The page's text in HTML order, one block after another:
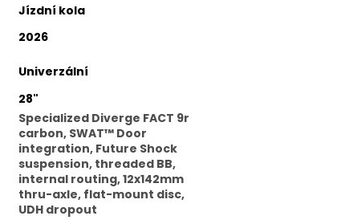
Jízdní kola
2026
Univerzální
28"
Specialized Diverge FACT 9r
carbon, SWAT™ Door
integration, Future Shock
suspension, threaded BB,
internal routing, 12x142mm
thru-axle, flat-mount disc,
UDH dropout